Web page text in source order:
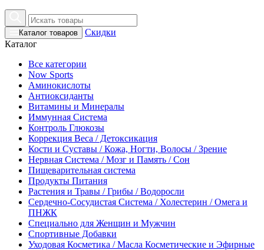
Каталог товаров
Скидки
Каталог
Все категории
Now Sports
Аминокислоты
Антиоксиданты
Витамины и Минералы
Иммунная Система
Контроль Глюкозы
Коррекция Веса / Детоксикация
Кости и Суставы / Кожа, Ногти, Волосы / Зрение
Нервная Система / Мозг и Память / Сон
Пищеварительная система
Продукты Питания
Растения и Травы / Грибы / Водоросли
Сердечно-Сосудистая Система / Холестерин / Омега и
ПНЖК
Специально для Женщин и Мужчин
Спортивные Добавки
Уходовая Косметика / Масла Косметические и Эфирные